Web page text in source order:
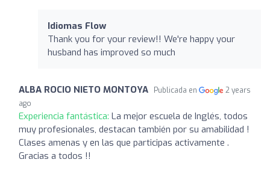
Idiomas Flow
Thank you for your review!! We're happy your
husband has improved so much
ALBA ROCIO NIETO MONTOYA Publicada en
2 years
ago
Experiencia fantástica: La mejor escuela de Inglés, todos
muy profesionales, destacan también por su amabilidad !
Clases amenas y en las que participas activamente .
Gracias a todos !!